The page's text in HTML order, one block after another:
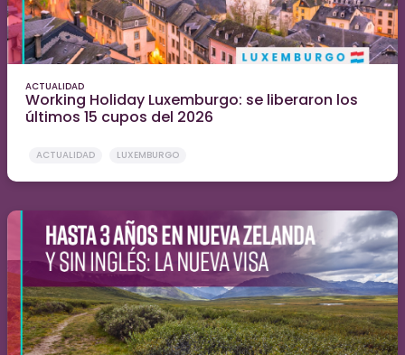
ACTUALIDAD
Working Holiday Luxemburgo: se liberaron los
últimos 15 cupos del 2026
ACTUALIDAD LUXEMBURGO